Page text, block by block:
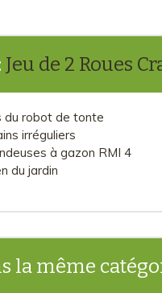
Jeu de 2 Roues
du robot de tonte
irréguliers
à gazon RMI 4
du jardin
la même